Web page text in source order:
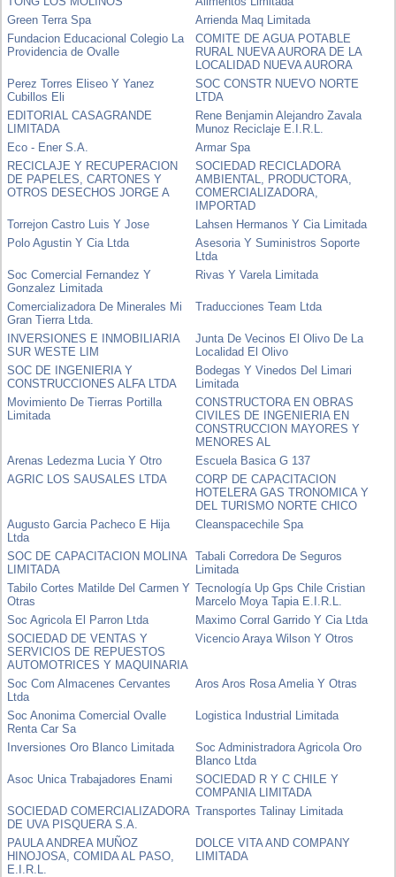
Green Terra Spa
Arrienda Maq Limitada
Fundacion Educacional Colegio La
Providencia de Ovalle
COMITE DE AGUA POTABLE
RURAL NUEVA AURORA DE LA
LOCALIDAD NUEVA AURORA
Perez Torres Eliseo Y Yanez
Cubillos Eli
SOC CONSTR NUEVO NORTE
LTDA
EDITORIAL CASAGRANDE
LIMITADA
Rene Benjamin Alejandro Zavala
Munoz Reciclaje E.I.R.L.
Eco - Ener S.A.
Armar Spa
RECICLAJE Y RECUPERACION
DE PAPELES, CARTONES Y
OTROS DESECHOS JORGE A
SOCIEDAD RECICLADORA
AMBIENTAL, PRODUCTORA,
COMERCIALIZADORA,
IMPORTAD
Torrejon Castro Luis Y Jose
Lahsen Hermanos Y Cia Limitada
Polo Agustin Y Cia Ltda
Asesoria Y Suministros Soporte
Ltda
Soc Comercial Fernandez Y
Gonzalez Limitada
Rivas Y Varela Limitada
Comercializadora De Minerales Mi
Gran Tierra Ltda.
Traducciones Team Ltda
INVERSIONES E INMOBILIARIA
SUR WESTE LIM
Junta De Vecinos El Olivo De La
Localidad El Olivo
SOC DE INGENIERIA Y
CONSTRUCCIONES ALFA LTDA
Bodegas Y Vinedos Del Limari
Limitada
Movimiento De Tierras Portilla
Limitada
CONSTRUCTORA EN OBRAS
CIVILES DE INGENIERIA EN
CONSTRUCCION MAYORES Y
MENORES AL
Arenas Ledezma Lucia Y Otro
Escuela Basica G 137
AGRIC LOS SAUSALES LTDA
CORP DE CAPACITACION
HOTELERA GAS TRONOMICA Y
DEL TURISMO NORTE CHICO
Augusto Garcia Pacheco E Hija
Ltda
Cleanspacechile Spa
SOC DE CAPACITACION MOLINA
LIMITADA
Tabali Corredora De Seguros
Limitada
Tabilo Cortes Matilde Del Carmen Y
Otras
Tecnología Up Gps Chile Cristian
Marcelo Moya Tapia E.I.R.L.
Soc Agricola El Parron Ltda
Maximo Corral Garrido Y Cia Ltda
SOCIEDAD DE VENTAS Y
SERVICIOS DE REPUESTOS
AUTOMOTRICES Y MAQUINARIA
Vicencio Araya Wilson Y Otros
Soc Com Almacenes Cervantes
Ltda
Aros Aros Rosa Amelia Y Otras
Soc Anonima Comercial Ovalle
Renta Car Sa
Logistica Industrial Limitada
Inversiones Oro Blanco Limitada
Soc Administradora Agricola Oro
Blanco Ltda
Asoc Unica Trabajadores Enami
SOCIEDAD R Y C CHILE Y
COMPANIA LIMITADA
SOCIEDAD COMERCIALIZADORA
DE UVA PISQUERA S.A.
Transportes Talinay Limitada
PAULA ANDREA MUÑOZ
HINOJOSA, COMIDA AL PASO,
E.I.R.L.
DOLCE VITA AND COMPANY
LIMITADA